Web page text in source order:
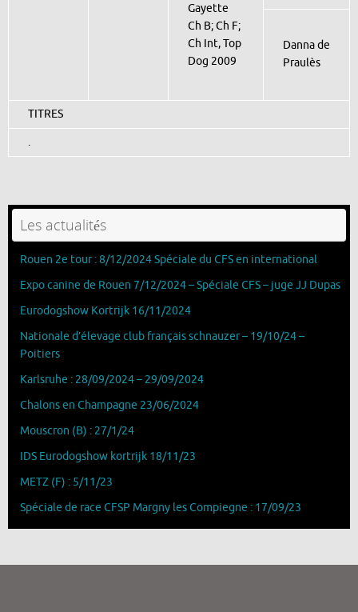
Gayette
Ch B; Ch F;
Ch Int, Top
Dog 2009
Danna de
Praulès
TITRES
.
Les actualités
Rouen 2e tour : 8/12/2024 Spéciale du CFS en international
Expo canine de Rouen 7/12/2024 – Spéciale CFS – juge JJ Dupas
Eurodogshow Kortrijk 16/11/2024
Nationale d’élevage club français schnauzer – 19/10/24 –
Poitiers
Karlsruhe : 28/09/2024 – 29/09/2024
Chalons en Champagne 23/06/2024
Mouscron (B) : 27/1/24
IDS Eurodogshow kortrijk 18/11/23
METZ (F) : 5/11/23
Spéciale de race CFSP Margny les Compiegne : 17/09/23